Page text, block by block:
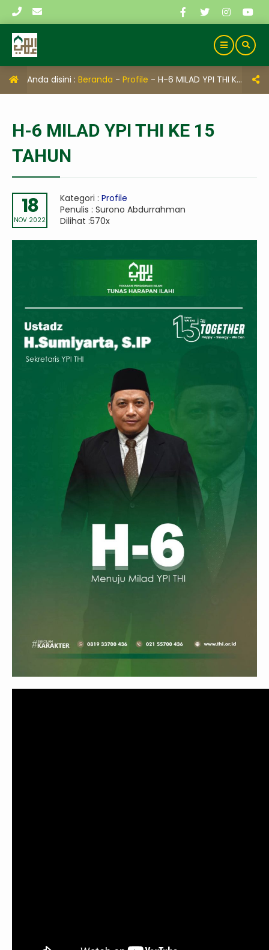
Anda disini : Beranda - Profile - H-6 MILAD YPI THI KE 15 TAHUN
H-6 MILAD YPI THI KE 15
TAHUN
18
NOV 2022
Kategori : Profile
Penulis : Surono Abdurrahman
Dilihat :570x